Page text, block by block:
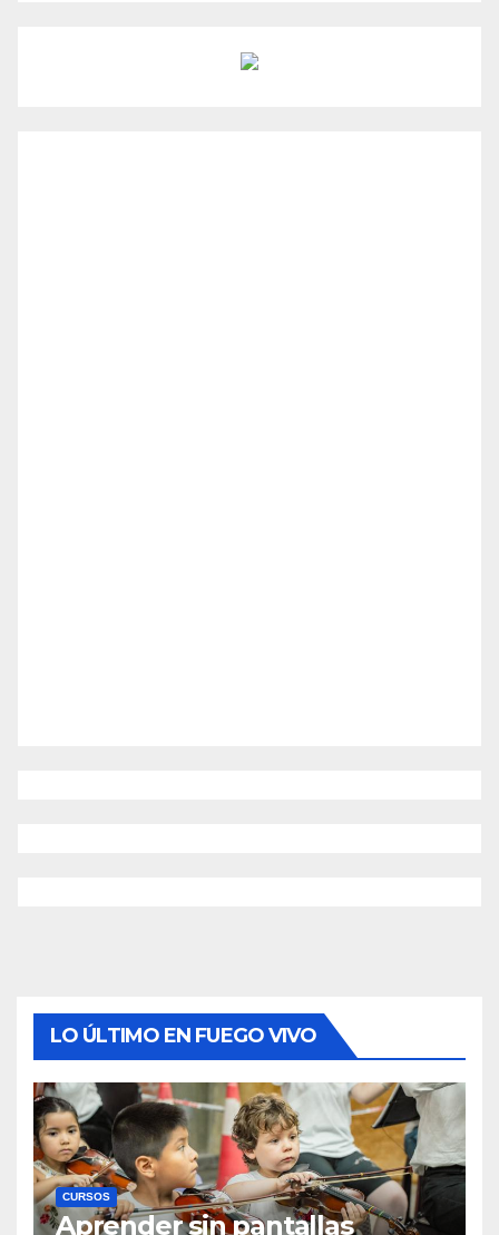
LO ÚLTIMO EN FUEGO VIVO
CURSOS
Aprender sin pantallas